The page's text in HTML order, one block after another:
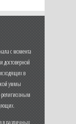
с момента
достоверной
в
уммы
в различных